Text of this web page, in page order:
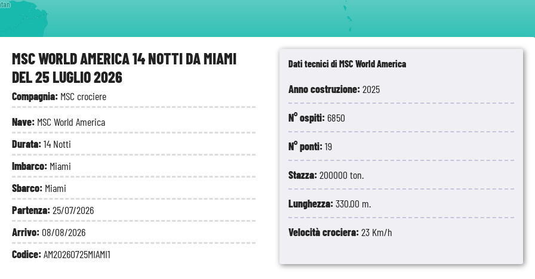
MSC WORLD AMERICA 14 NOTTI DA MIAMI
DEL 25 LUGLIO 2026
Compagnia: MSC crociere
Nave: MSC World America
Durata:14 Notti
Imbarco: Miami
Sbarco: Miami
Partenza:25/07/2026
Arrivo: 08/08/2026
Codice:AM20260725MIAMI1
Dati tecnici di MSC World America
Anno costruzione:2025
N° ospiti: 6850
N° ponti:19
Stazza:200000 ton.
Lunghezza:330.00 m.
Velocità crociera:23 Km/h